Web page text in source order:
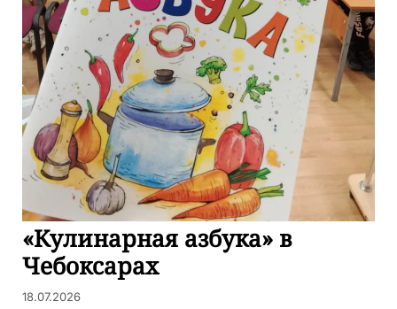
«Кулинарная азбука» в
Чебоксарах
18.07.2026